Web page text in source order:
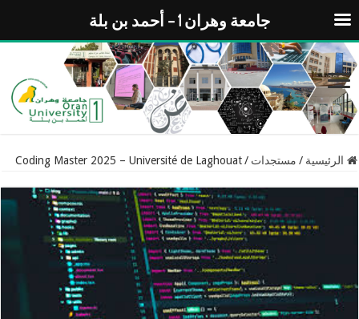
الرئيسية / مستجدات /
Coding Master 2025 – Université de Laghouat
جامعة وهران 1 – أحمد بن بلة